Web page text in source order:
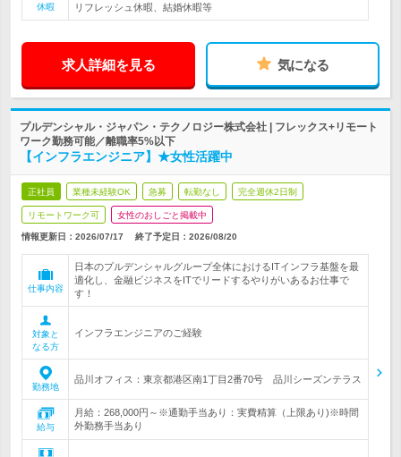
休暇
リフレッシュ休暇、結婚休暇等
求人詳細を見る 気になる
プルデンシャル・ジャパン・テクノロジー株式会社 | フレックス+リモート
ワーク勤務可能／離職率5%以下
【インフラエンジニア】★女性活躍中
正社員 業種未経験OK 急募 転勤なし 完全週休2日制
リモートワーク可 女性のおしごと掲載中
情報更新日：2026/07/17 終了予定日： 2026/08/20
仕事内容
日本のプルデンシャルグループ全体におけるITインフラ基盤を最
適化し、金融ビジネスをITでリードするやりがいあるお仕事で
す！
対象と
なる方
インフラエンジニアのご経験
勤務地
品川オフィス：東京都港区南1丁目2番70号 品川シーズンテラス
給与
月給：268,000円～※通勤手当あり：実費精算（上限あり)※時間
外勤務手当あり